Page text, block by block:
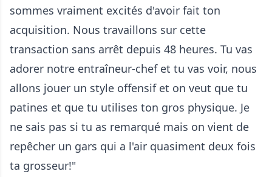
sommes vraiment excités d'avoir fait ton
acquisition. Nous travaillons sur cette
transaction sans arrêt depuis 48 heures. Tu vas
adorer notre entraîneur-chef et tu vas voir, nous
allons jouer un style offensif et on veut que tu
patines et que tu utilises ton gros physique. Je
ne sais pas si tu as remarqué mais on vient de
repêcher un gars qui a l'air quasiment deux fois
ta grosseur!"